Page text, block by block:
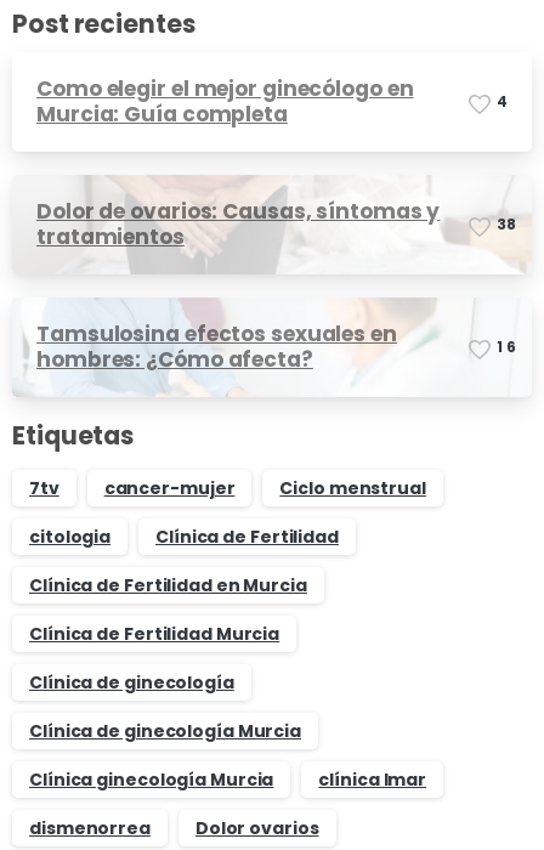
Post recientes
Como elegir el mejor ginecólogo en
Murcia: Guía completa
4
Dolor de ovarios: Causas, síntomas y
tratamientos
38
Tamsulosina efectos sexuales en
hombres: ¿Cómo afecta?
1 6
Etiquetas
7tv cancer-mujer
Ciclo menstrual
citologia
Clínica de Fertilidad
Clínica de Fertilidad en Murcia
Clínica de Fertilidad Murcia
Clínica de ginecología
Clínica de ginecología Murcia
Clínica ginecología Murcia
clínica Imar
dismenorrea
Dolor ovarios